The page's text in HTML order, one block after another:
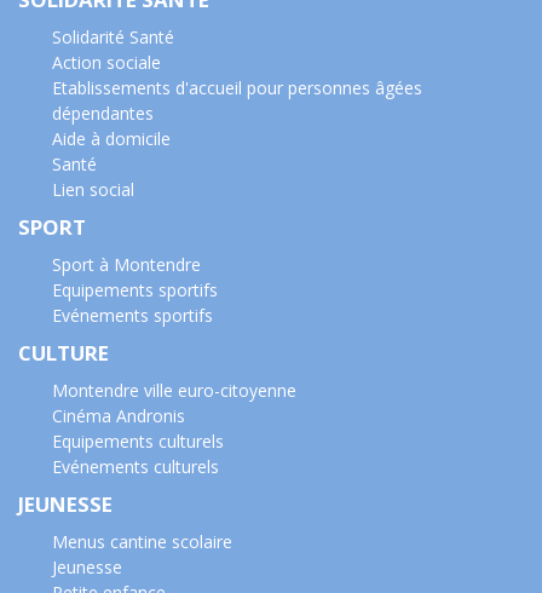
Solidarité Santé
Action sociale
Etablissements d'accueil pour personnes âgées
dépendantes
Aide à domicile
Santé
Lien social
SPORT
Sport à Montendre
Equipements sportifs
Evénements sportifs
CULTURE
Montendre ville euro-citoyenne
Cinéma Andronis
Equipements culturels
Evénements culturels
JEUNESSE
Menus cantine scolaire
Jeunesse